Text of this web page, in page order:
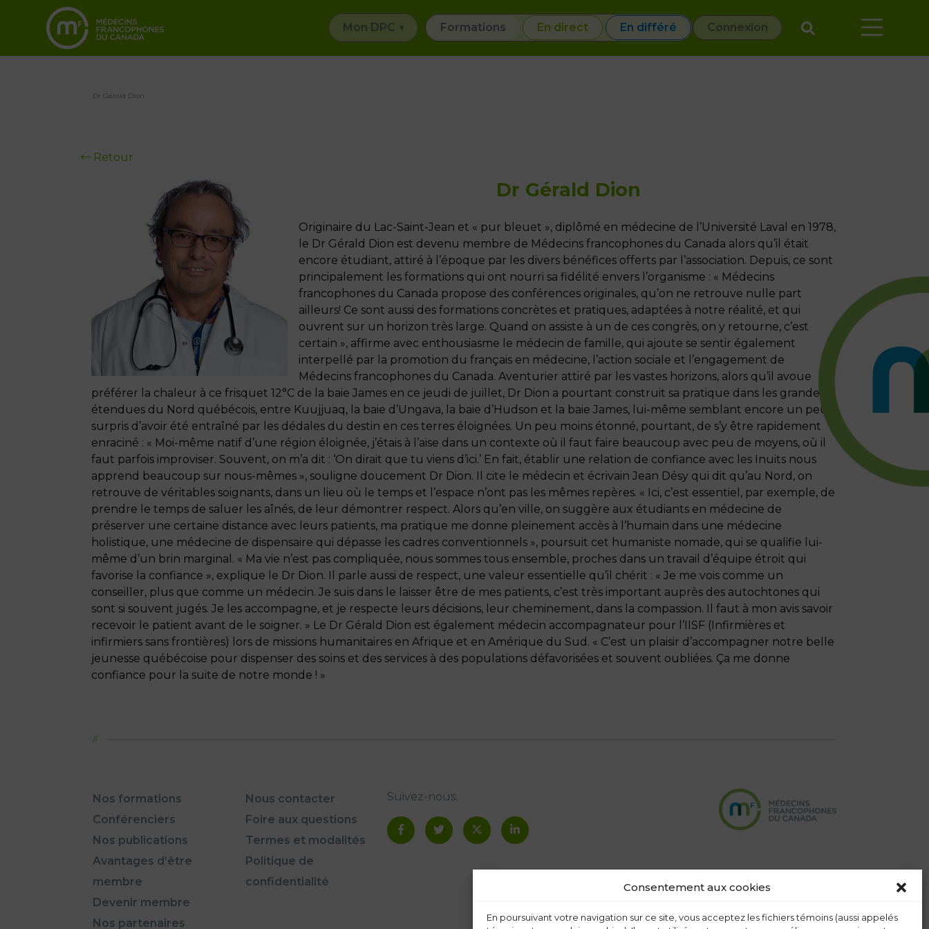
Consentement aux cookies
En poursuivant votre navigation sur ce site, vous acceptez les fichiers témoins (aussi appelés
Mon DPC Formations En direct En différé Connexion
Dr Gérald Dion
Retour
Dr Gérald Dion
Originaire du Lac-Saint-Jean et « pur bleuet », diplômé en médecine de l’Université Laval en 1978,
le Dr Gérald Dion est devenu membre de Médecins francophones du Canada alors qu’il était
encore étudiant, attiré à l’époque par les divers bénéfices offerts par l’association. Depuis, ce sont
principalement les formations qui ont nourri sa fidélité envers l’organisme : « Médecins
francophones du Canada propose des conférences originales, qu’on ne retrouve nulle part
ailleurs! Ce sont aussi des formations concrètes et pratiques, adaptées à notre réalité, et qui
ouvrent sur un horizon très large. Quand on assiste à un de ces congrès, on y retourne, c’est
certain », affirme avec enthousiasme le médecin de famille, qui ajoute se sentir également
interpellé par la promotion du français en médecine, l’action sociale et l’engagement de
Médecins francophones du Canada. Aventurier attiré par les vastes horizons, alors qu’il avoue
préférer la chaleur à ce frisquet 12°C de la baie James en ce jeudi de juillet, Dr Dion a pourtant construit sa pratique dans les grandes
étendues du Nord québécois, entre Kuujjuaq, la baie d’Ungava, la baie d’Hudson et la baie James, lui-même semblant encore un peu
surpris d’avoir été entraîné par les dédales du destin en ces terres éloignées. Un peu moins étonné, pourtant, de s’y être rapidement
enraciné : « Moi-même natif d’une région éloignée, j’étais à l’aise dans un contexte où il faut faire beaucoup avec peu de moyens, où il
faut parfois improviser. Souvent, on m’a dit : ‘On dirait que tu viens d’ici.’ En fait, établir une relation de confiance avec les Inuits nous
apprend beaucoup sur nous-mêmes », souligne doucement Dr Dion. Il cite le médecin et écrivain Jean Désy qui dit qu’au Nord, on
retrouve de véritables soignants, dans un lieu où le temps et l’espace n’ont pas les mêmes repères. « Ici, c’est essentiel, par exemple, de
prendre le temps de saluer les aînés, de leur démontrer respect. Alors qu’en ville, on suggère aux étudiants en médecine de
préserver une certaine distance avec leurs patients, ma pratique me donne pleinement accès à l’humain dans une médecine
holistique, une médecine de dispensaire qui dépasse les cadres conventionnels », poursuit cet humaniste nomade, qui se qualifie lui-
même d’un brin marginal. « Ma vie n’est pas compliquée, nous sommes tous ensemble, proches dans un travail d’équipe étroit qui
favorise la confiance », explique le Dr Dion. Il parle aussi de respect, une valeur essentielle qu’il chérit : « Je me vois comme un
conseiller, plus que comme un médecin. Je suis dans le laisser être de mes patients, c’est très important auprès des autochtones qui
sont si souvent jugés. Je les accompagne, et je respecte leurs décisions, leur cheminement, dans la compassion. Il faut à mon avis savoir
recevoir le patient avant de le soigner. » Le Dr Gérald Dion est également médecin accompagnateur pour l’IISF (Infirmières et
infirmiers sans frontières) lors de missions humanitaires en Afrique et en Amérique du Sud. « C’est un plaisir d’accompagner notre belle
jeunesse québécoise pour dispenser des soins et des services à des populations défavorisées et souvent oubliées. Ça me donne
confiance pour la suite de notre monde ! »
Nos formations
Conférenciers
Nos publications
Avantages d’être
membre
Devenir membre
Nos partenaires
Nous contacter
Foire aux questions
Termes et modalités
Politique de
confidentialité
Suivez-nous: